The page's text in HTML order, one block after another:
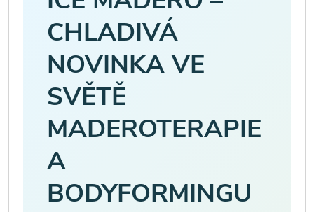
CHLADIVÁ
NOVINKA VE
SVĚTĚ
MADEROTERAPIE
A
BODYFORMINGU